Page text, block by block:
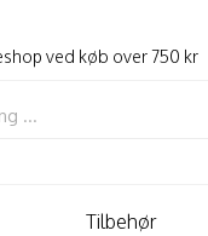
ved køb over 750 kr
Tilbehør